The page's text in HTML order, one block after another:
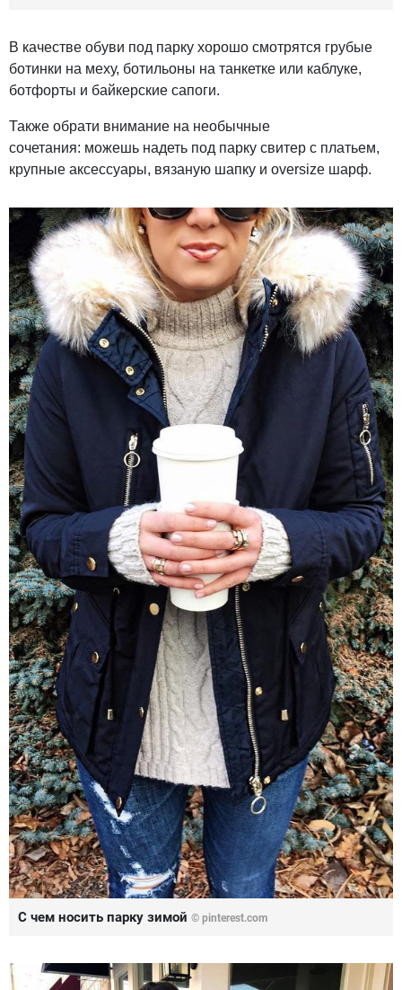
В качестве обуви под парку хорошо смотрятся грубые
ботинки на меху, ботильоны на танкетке или каблуке,
ботфорты и байкерские сапоги.
Также обрати внимание на необычные
сочетания: можешь надеть под парку свитер с платьем,
крупные аксессуары, вязаную шапку и oversize шарф.
С чем носить парку зимой © pinterest.com